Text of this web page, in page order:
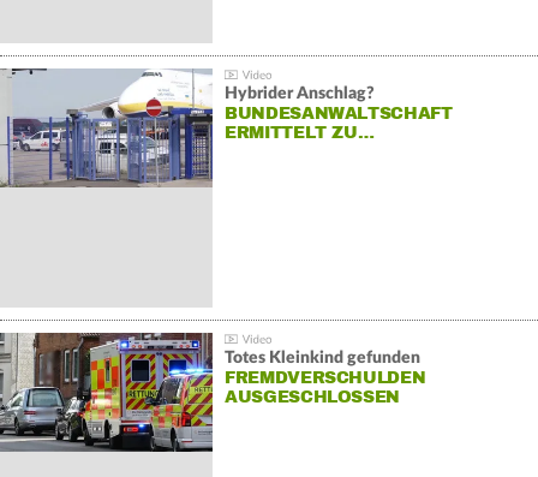
Hybrider Anschlag?
BUNDESANWALTSCHAFT
ERMITTELT ZU…
Totes Kleinkind gefunden
FREMDVERSCHULDEN
AUSGESCHLOSSEN